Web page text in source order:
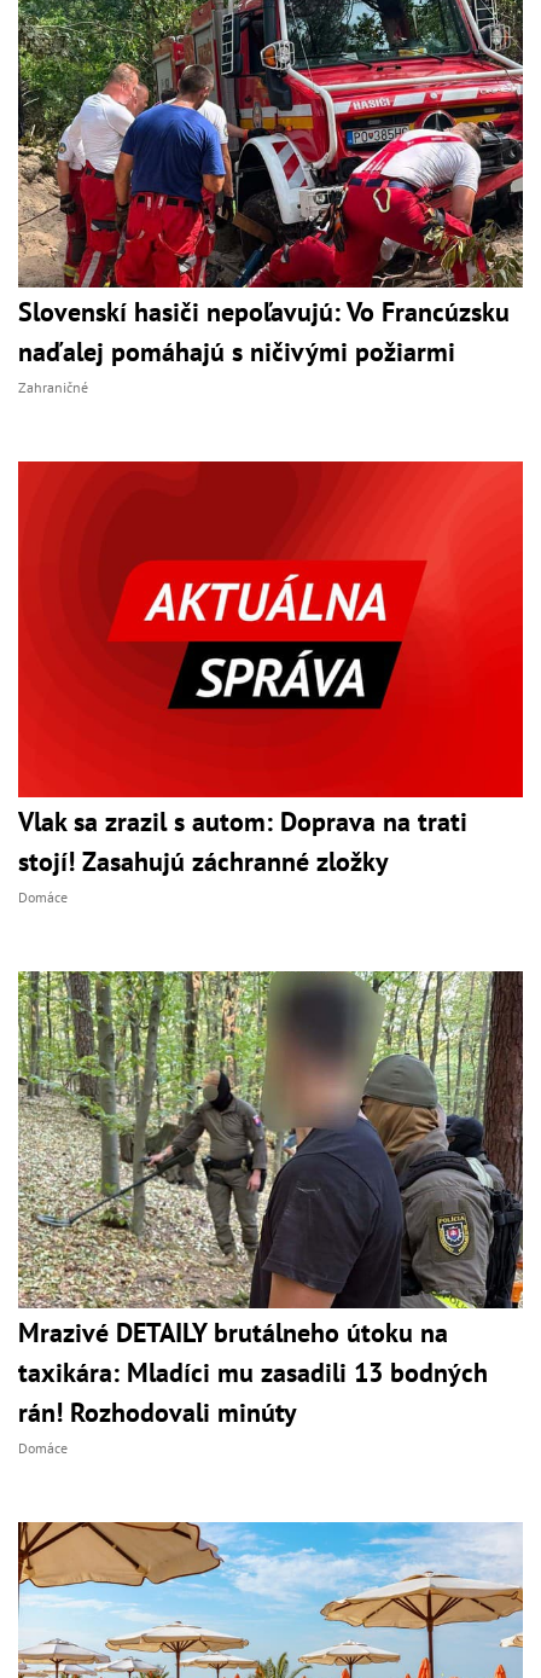
Slovenskí hasiči nepoľavujú: Vo Francúzsku
naďalej pomáhajú s ničivými požiarmi
Zahraničné
Vlak sa zrazil s autom: Doprava na trati
stojí! Zasahujú záchranné zložky
Domáce
Mrazivé DETAILY brutálneho útoku na
taxikára: Mladíci mu zasadili 13 bodných
rán! Rozhodovali minúty
Domáce